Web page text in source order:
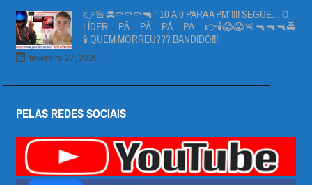
👉🚨🚔⚰⚰⚰🔫 ” 10 Á 0 PARA A PM”!!!! SEGUE… O
LÍDER… PÄ… PÄ… PÁ… PÁ… 👉🕯😱😱🚨🔫🔫🔫🚔
🕯 QUEM MORREU??? BANDIDO!!!
fevereiro 27, 2020
PELAS REDES SOCIAIS